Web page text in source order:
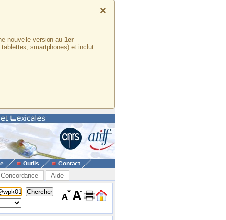
×
nouvelle version au 1er
smartphones) et inclut
Outils Contact
Concordance Aide